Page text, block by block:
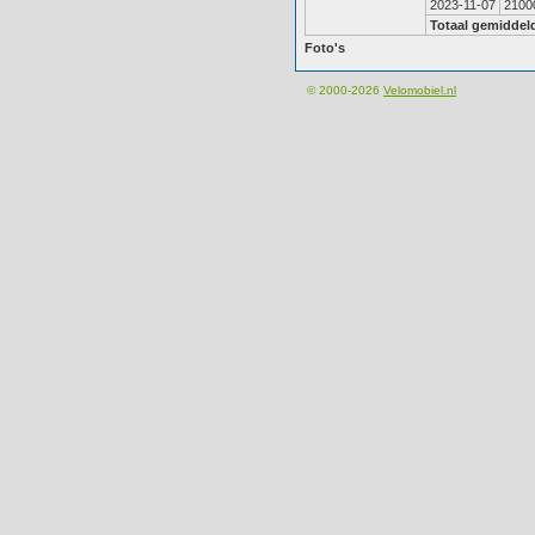
2023-11-07
Totaal
Foto's
© 2000-2026 Velomobiel.nl